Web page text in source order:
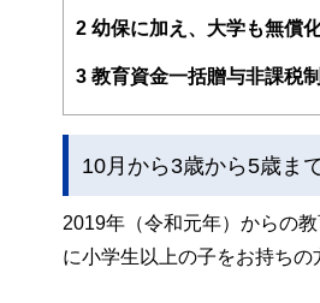
2 幼保に加え、大学も無償
3 教育資金一括贈与非課税
10月から3歳から5歳ま
2019年（令和元年）からの
に小学生以上の子をお持ちの